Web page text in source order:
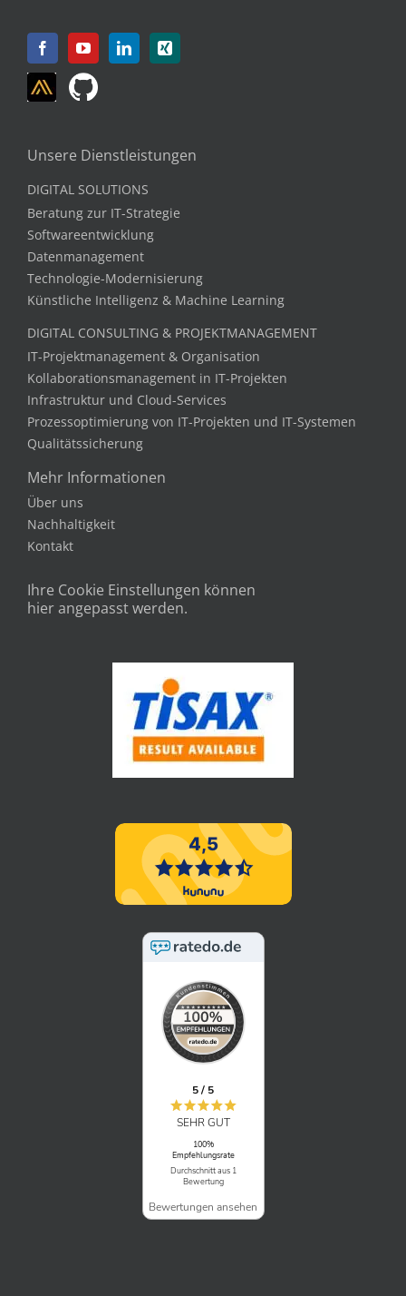
Unsere Dienstleistungen
DIGITAL SOLUTIONS
Beratung zur IT-Strategie
Softwareentwicklung
Datenmanagement
Technologie-Modernisierung
Künstliche Intelligenz & Machine Learning
DIGITAL CONSULTING & PROJEKTMANAGEMENT
IT-Projektmanagement & Organisation
Kollaborationsmanagement in IT-Projekten
Infrastruktur und Cloud-Services
Prozessoptimierung von IT-Projekten und IT-Systemen
Qualitätssicherung
Mehr Informationen
Über uns
Nachhaltigkeit
Kontakt
Ihre Cookie Einstellungen können
hier angepasst werden.
5 / 5
SEHR GUT
100%
Empfehlungsrate
Durchschnitt aus 1
Bewertung
Bewertungen ansehen